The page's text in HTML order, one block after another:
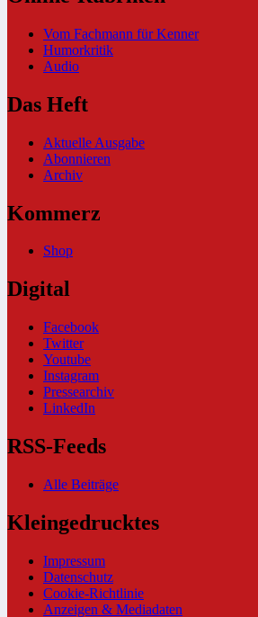
Vom Fachmann für Kenner
Humorkritik
Audio
Das Heft
Aktuelle Ausgabe
Abonnieren
Archiv
Kommerz
Shop
Digital
Facebook
Twitter
Youtube
Instagram
Pressearchiv
LinkedIn
RSS-Feeds
Alle Beiträge
Kleingedrucktes
Impressum
Datenschutz
Cookie-Richtlinie
Anzeigen & Mediadaten